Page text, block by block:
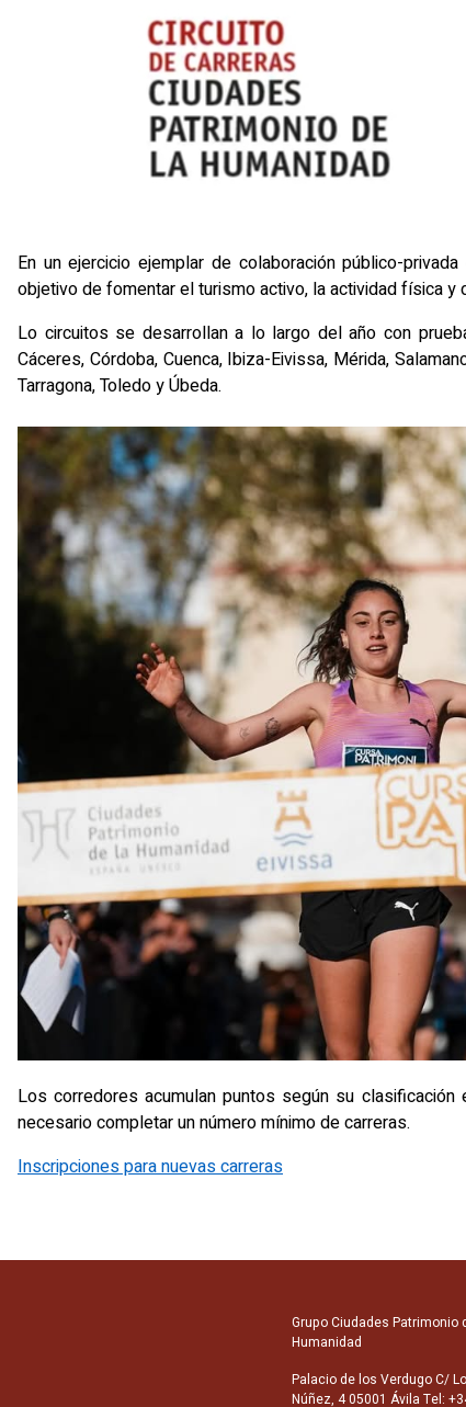
En un ejercicio ejemplar de colaboración público-
objetivo de fomentar el turismo activo, la actividad física
Lo circuitos se desarrollan a lo largo del año con
Cáceres, Córdoba, Cuenca, Ibiza-Eivissa, Mérida,
Tarragona, Toledo y Úbeda.
Los corredores acumulan puntos según su
necesario completar un número mínimo de carreras.
Inscripciones para nuevas carreras
Grupo Ciudades Patrimonio
Humanidad
Palacio de los Verdugo C/
Núñez, 4 05001 Ávila Tel: